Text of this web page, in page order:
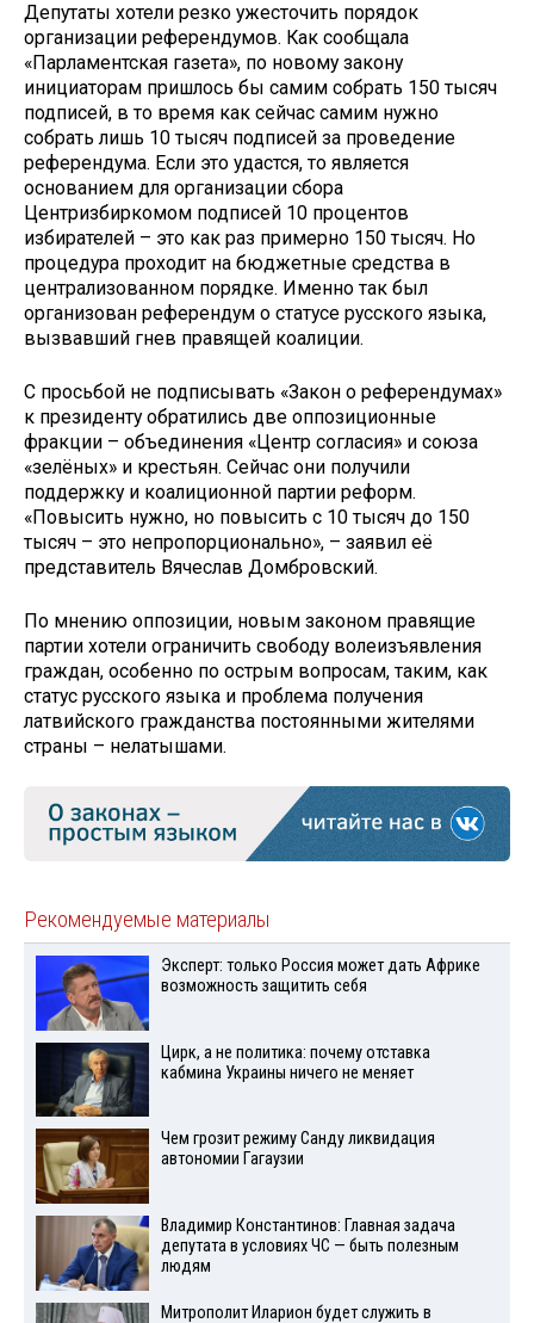
Депутаты хотели резко ужесточить порядок
организации референдумов. Как сообщала
«Парламентская газета», по новому закону
инициаторам пришлось бы самим собрать 150 тысяч
подписей, в то время как сейчас самим нужно
собрать лишь 10 тысяч подписей за проведение
референдума. Если это удастся, то является
основанием для организации сбора
Центризбиркомом подписей 10 процентов
избирателей – это как раз примерно 150 тысяч. Но
процедура проходит на бюджетные средства в
централизованном порядке. Именно так был
организован референдум о статусе русского языка,
вызвавший гнев правящей коалиции.
С просьбой не подписывать «Закон о референдумах»
к президенту обратились две оппозиционные
фракции – объединения «Центр согласия» и союза
«зелёных» и крестьян. Сейчас они получили
поддержку и коалиционной партии реформ.
«Повысить нужно, но повысить с 10 тысяч до 150
тысяч – это непропорционально», – заявил её
представитель Вячеслав Домбровский.
По мнению оппозиции, новым законом правящие
партии хотели ограничить свободу волеизъявления
граждан, особенно по острым вопросам, таким, как
статус русского языка и проблема получения
латвийского гражданства постоянными жителями
страны – нелатышами.
Рекомендуемые материалы
Эксперт: только Россия может дать Африке
возможность защитить себя
Цирк, а не политика: почему отставка
кабмина Украины ничего не меняет
Чем грозит режиму Санду ликвидация
автономии Гагаузии
Владимир Константинов: Главная задача
депутата в условиях ЧС — быть полезным
людям
Митрополит Иларион будет служить в